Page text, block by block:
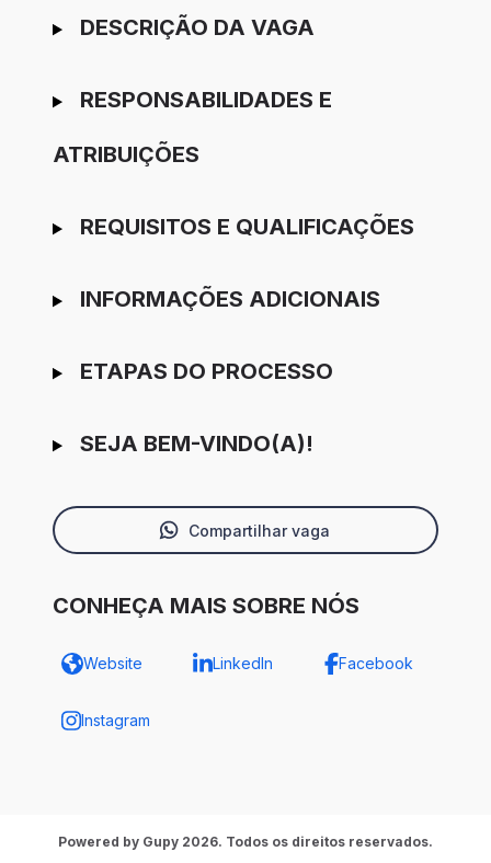
Ir para candidatura
DESCRIÇÃO DA VAGA
RESPONSABILIDADES E
ATRIBUIÇÕES
REQUISITOS E QUALIFICAÇÕES
INFORMAÇÕES ADICIONAIS
ETAPAS DO PROCESSO
SEJA BEM-VINDO(A)!
Compartilhar vaga
CONHEÇA MAIS SOBRE NÓS
Website LinkedIn Facebook
Instagram
Powered by Gupy 2026. Todos os direitos reservados.